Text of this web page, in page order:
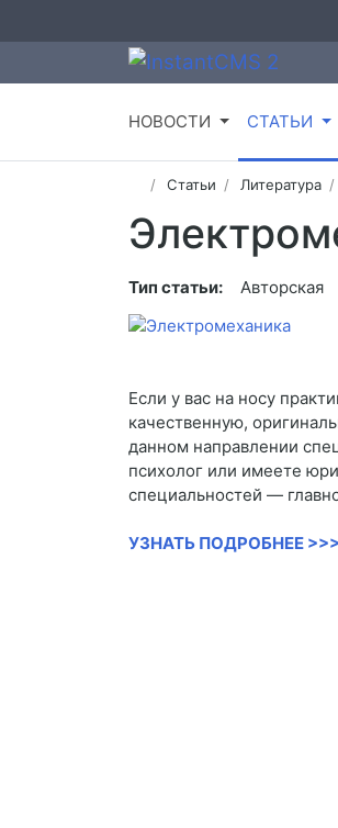
НОВОСТИ СТАТЬИ
Статьи Литература
Тип статьи: Авторская
Если у вас на носу
качественную,
данном направлении
психолог или имеете
специальностей —
УЗНАТЬ ПОДРОБНЕЕ >>>